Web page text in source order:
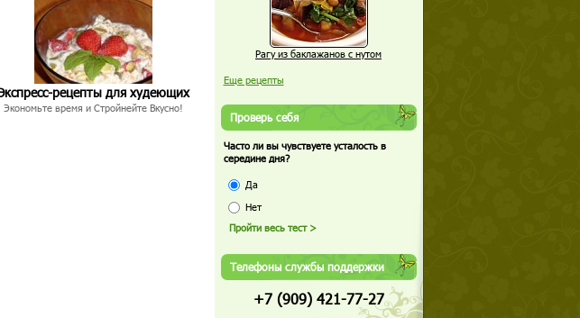
рецепты для худеющих
Экономьте время и Стройнейте Вкусно!
Рагу из баклажанов с нутом
Еще рецепты
Проверь себя
Часто ли вы чувствуете усталость в
середине дня?
Да
Нет
Телефоны службы поддержки
+7 (909) 421-77-27